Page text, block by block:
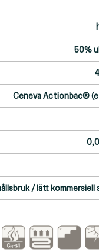
50%
Ceneva Actionbac®
/ lätt kommersiell